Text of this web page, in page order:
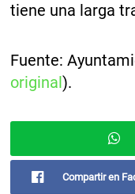
tiene una larga
Fuente:
original).
Compartir en